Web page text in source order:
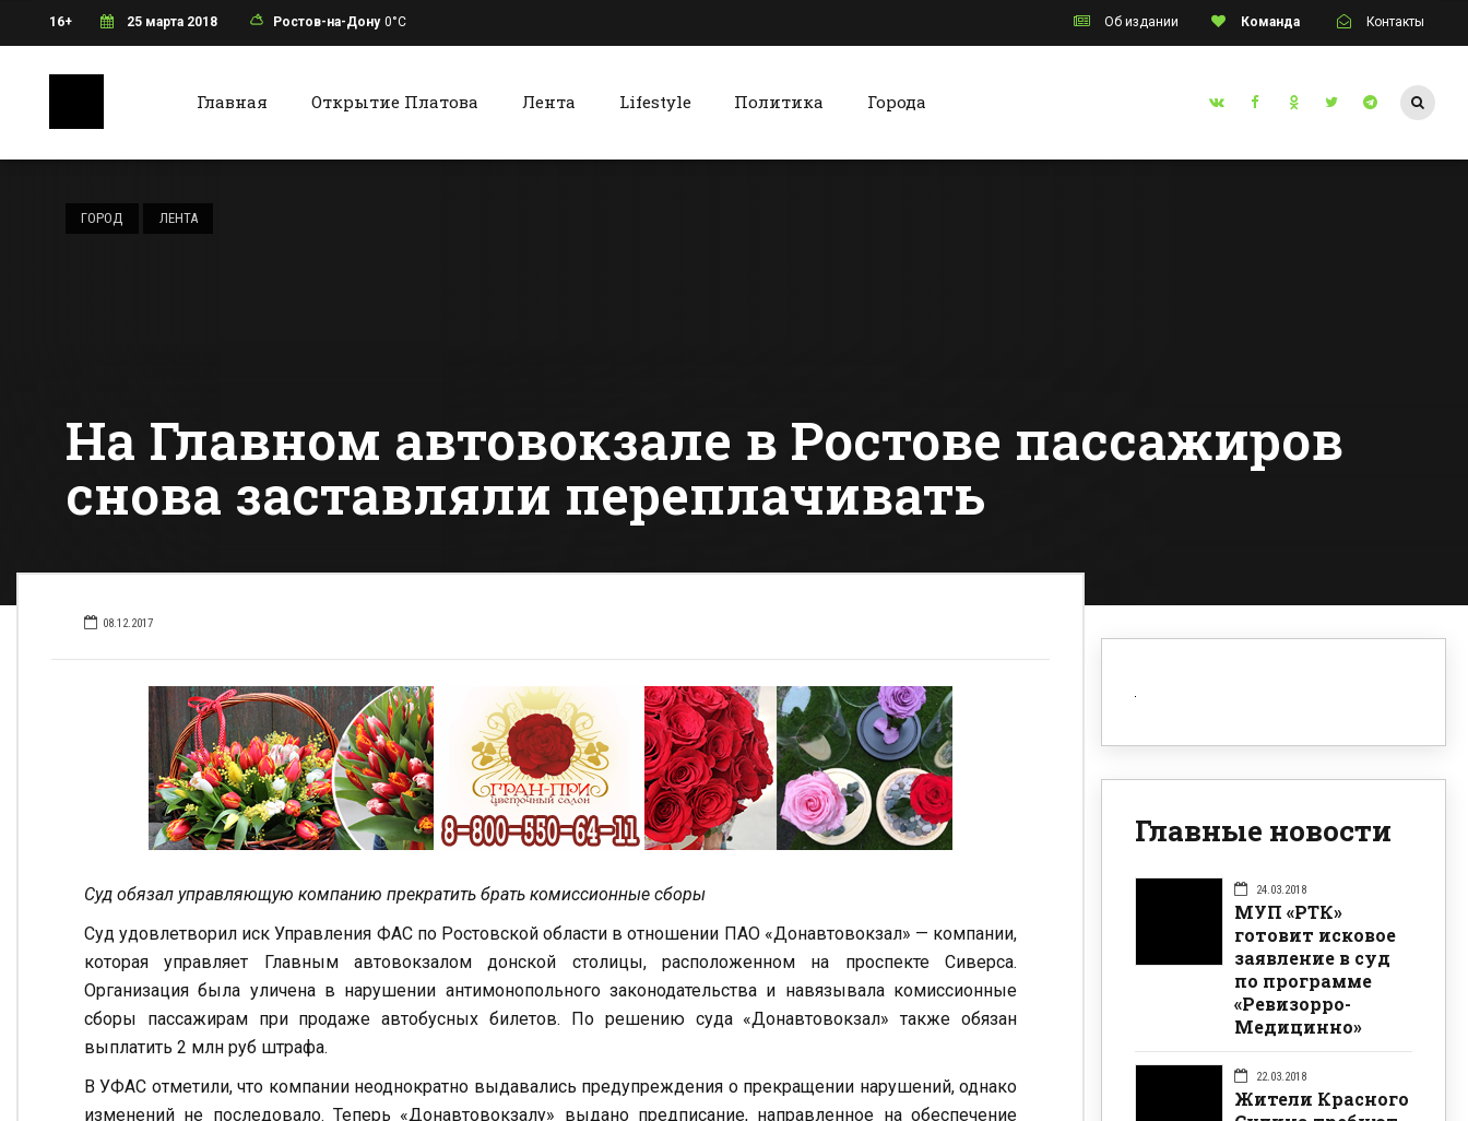
16+ 25 марта 2018 Ростов-на-Дону 0°C Об издании Команда Контакты
Главная Открытие Платова Лента Lifestyle Политика Города
ГОРОД ЛЕНТА
На Главном автовокзале в Ростове пассажиров
снова заставляли переплачивать
08.12.2017
Суд обязал управляющую компанию прекратить брать комиссионные сборы
Суд удовлетворил иск Управления ФАС по Ростовской области в отношении ПАО «Донавтовокзал» — компании,
которая управляет Главным автовокзалом донской столицы, расположенном на проспекте Сиверса.
Организация была уличена в нарушении антимонопольного законодательства и навязывала комиссионные
сборы пассажирам при продаже автобусных билетов. По решению суда «Донавтовокзал» также обязан
выплатить 2 млн руб штрафа.
В УФАС отметили, что компании неоднократно выдавались предупреждения о прекращении нарушений, однако
изменений не последовало. Теперь «Донавтовокзалу» выдано предписание, направленное на обеспечение
Главные новости
24.03.2018
МУП «РТК»
готовит исковое
заявление в суд
по программе
«Ревизорро-
Медицинно»
22.03.2018
Жители Красного